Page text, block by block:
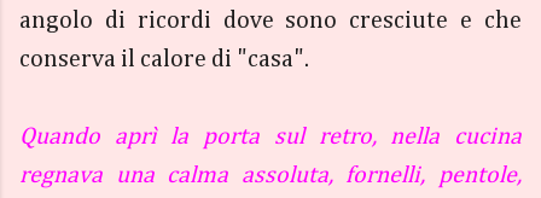
angolo di ricordi dove sono cresciute e che
conserva il calore di "casa".
Quando aprì la porta sul retro, nella cucina
regnava una calma assoluta, fornelli, pentole,